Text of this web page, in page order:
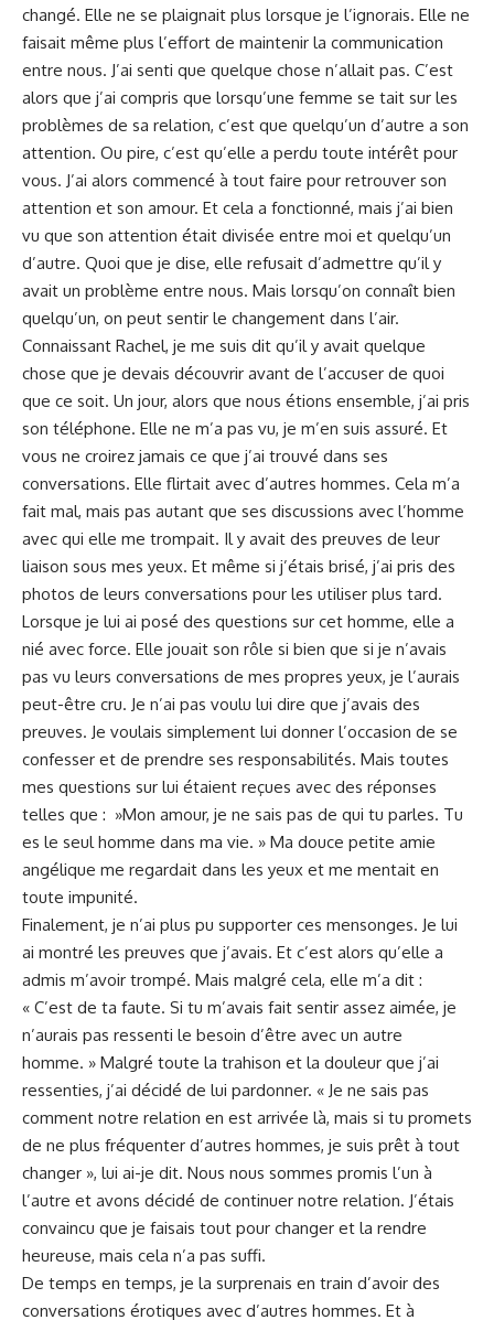
changé. Elle ne se plaignait plus lorsque je‍ l’ignorais.‍ Elle‌ ne
faisait même plus l’effort de ⁢maintenir la communication
entre nous.‌ J’ai senti​ que quelque chose ‍n’allait pas. C’est‍
alors que j’ai compris que ⁢lorsqu’une femme se tait sur les⁤
problèmes de sa relation, c’est que quelqu’un⁣ d’autre a son
attention. Ou ⁣pire, c’est qu’elle a perdu⁣ toute⁢ intérêt pour
‍vous. J’ai ‍alors commencé ⁣à tout faire pour retrouver son
attention et⁣ son amour. Et cela a fonctionné, mais j’ai bien⁢
vu que son attention⁤ était divisée entre moi et quelqu’un
d’autre. ⁤Quoi que je dise, elle refusait ⁢d’admettre ⁢qu’il ⁤y
avait un problème entre nous. Mais ⁢lorsqu’on connaît ⁢bien
quelqu’un, on peut sentir le changement dans l’air.
Connaissant Rachel, je⁣ me suis dit qu’il y avait quelque
chose que je devais découvrir avant de l’accuser ⁤de quoi
que ce soit.⁤ Un jour, alors que nous⁣ étions ensemble, j’ai‌ pris
son téléphone. Elle ne⁢ m’a pas vu, je m’en suis assuré. Et
vous ne⁣ croirez jamais ce que ​j’ai trouvé dans ses⁣
conversations. Elle flirtait avec d’autres hommes. ⁣Cela m’a
fait mal, mais pas autant ⁤que ses discussions ‍avec l’homme
avec qui elle me ⁣trompait. Il y avait des preuves⁤ de leur
liaison sous mes yeux. Et même si j’étais brisé, ​j’ai pris des⁣
photos de leurs conversations pour les utiliser plus tard.
Lorsque je lui ai posé des questions⁤ sur‌ cet homme, elle a
nié avec force. Elle jouait son rôle si bien‌ que si je n’avais
⁢pas vu leurs conversations de mes⁣ propres yeux, je‍ l’aurais
peut-être cru. Je n’ai pas voulu lui dire que j’avais des
preuves. Je voulais simplement lui ⁢donner⁣ l’occasion de se
confesser⁤ et de prendre ses responsabilités. Mais toutes
mes questions sur lui étaient reçues avec des ‌réponses
telles que : ⁢ »Mon amour, je⁢ ne sais ⁢pas de ​qui tu parles. Tu
es le seul homme dans ma vie. » Ma douce petite amie
⁣angélique me regardait dans les yeux et me mentait en
⁤toute impunité.
Finalement, je n’ai plus⁤ pu supporter ces mensonges. Je lui
ai montré les ‌preuves que j’avais. Et c’est alors qu’elle a
admis ⁣m’avoir trompé. Mais malgré cela, elle m’a dit :
« C’est de ta faute. Si tu m’avais fait ⁣sentir assez aimée,⁤ je
n’aurais pas‍ ressenti‌ le besoin d’être avec un autre
homme. » ⁢Malgré toute la trahison‌ et la douleur que ‍j’ai
ressenties, j’ai décidé de lui pardonner. « Je ne sais​ pas ​
comment ⁤notre relation en est arrivée là,‌ mais⁤ si tu promets
de ne plus fréquenter d’autres hommes, je suis prêt à tout
changer »,​ lui‌ ai-je dit. Nous nous‌ sommes promis l’un‍ à⁤
l’autre⁤ et avons décidé de continuer notre relation. J’étais⁢
convaincu que je faisais tout​ pour changer et ‍la rendre
heureuse, mais cela n’a pas suffi.
De temps en temps,⁢ je la surprenais en train d’avoir⁢ des
conversations érotiques⁣ avec‌ d’autres hommes. Et⁢ à